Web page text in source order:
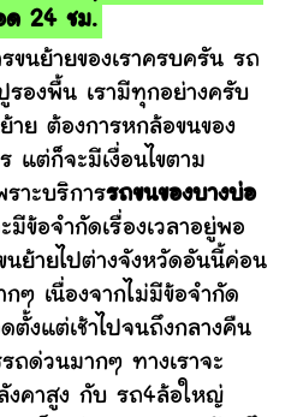
ด 24 ชม.
ยของเราครบครัน รถ
รองพื้น เรามีทุกอย่างครับ
าย ต้องการหกล้อขนของ
แต่ก็จะมีเงื่อนไขตาม
าะบริการรถขนของบางบ่อ
มีข้อจำกัดเรื่องเวลาอยู่พอ
ย้ายไปต่างจังหวัดอันนี้ค่อน
ๆ เนื่องจากไม่มีข้อจำกัด
ตั้งแต่เช้าไปจนถึงกลางคืน
ถด่วนมากๆ ทางเราจะ
งคาสูง กับ รถ4ล้อใหญ่